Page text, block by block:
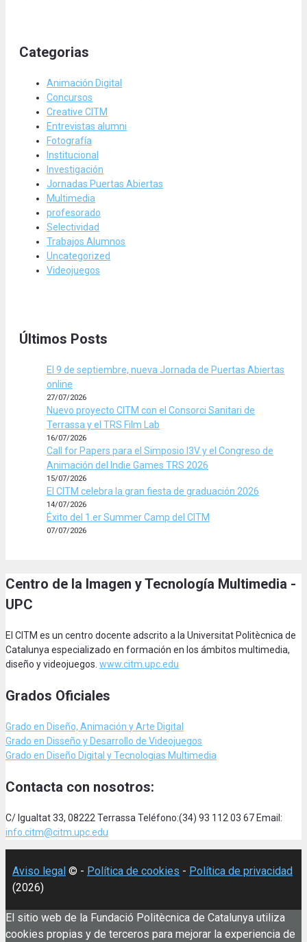
Categorias
Animación Digital
Concursos
Creative CITM
Entrevistas alumni
Fotografía
Institucional
Investigación
Jornadas Puertas Abiertas
Multimedia
profesorado
Selectividad
Trabajos Alumnos
Uncategorized
Videojuegos
Últimos Posts
El 9 de septiembre, nueva Jornada de Puertas Abiertas
online
27/07/2026
Nuevo proyecto CITM con el Consorci Sanitari de
Terrassa y el TRS Film Lab
16/07/2026
Call for Papers para el Simposio I3V y el Congreso de
Animación del Indie Games TRS 2026
15/07/2026
El CITM celebra la gran fiesta de graduación 2026
14/07/2026
Éxito del 1.er Summer Camp del CITM
07/07/2026
Centro de la Imagen y Tecnología Multimedia -
UPC
El CITM es un centro docente adscrito a la Universitat Politècnica de
Catalunya especializado en formación en los ámbitos multimedia,
diseño y videojuegos. www.citm.upc.edu
Grados Oficiales
Grado en Diseño, Animación y Arte Digital
Grado en Disseño y Desarrollo de Videojuegos
Grado en Diseño Digital y Tecnologias Multimedia
Contacta con nosotros:
C/ Igualtat 33, 08222 Terrassa Teléfono:(34) 93 112 03 67 Email:
info.citm@citm.upc.edu
Aviso legal © - Política de cookies - Política de privacidad
(2026)
El sitio web de la Fundació Politècnica de Catalunya utiliza
cookies propias y de terceros para mejorar la experiencia de